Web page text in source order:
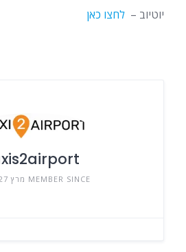
יוטיוב – לחצו כאן
MEMBER SINCE מרץ 27, 2025